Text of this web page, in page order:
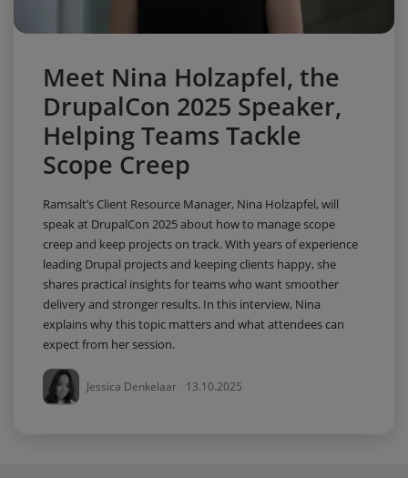
Meet Nina Holzapfel, the
DrupalCon 2025 Speaker,
Helping Teams Tackle
Scope Creep
Ramsalt’s Client Resource Manager, Nina Holzapfel, will
speak at DrupalCon 2025 about how to manage scope
creep and keep projects on track. With years of experience
leading Drupal projects and keeping clients happy, she
shares practical insights for teams who want smoother
delivery and stronger results. In this interview, Nina
explains why this topic matters and what attendees can
expect from her session.
Jessica Denkelaar 13.10.2025